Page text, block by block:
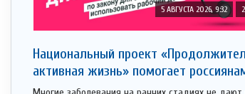
5 АВГУСТА 2026, 9:32
Национальный проект
активная жизнь» помогает